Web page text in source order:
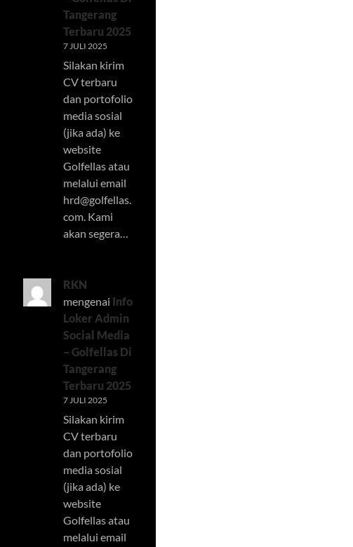
Tangerang
Terbaru 2025
7 JULI 2025
Silakan kirim
CV terbaru
dan portofolio
media sosial
(jika ada) ke
website
Golfellas atau
melalui email
hrd@golfellas.
com. Kami
akan segera…
RKN
mengenai Info
Loker Admin
Social Media
– Golfellas Di
Tangerang
Terbaru 2025
7 JULI 2025
Silakan kirim
CV terbaru
dan portofolio
media sosial
(jika ada) ke
website
Golfellas atau
melalui email